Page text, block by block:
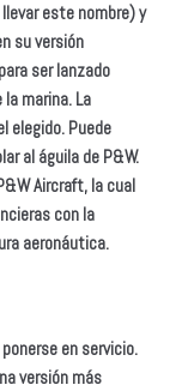
este nombre) y
su versión
ser lanzado
marina. La
elegido. Puede
al águila de P&W.
Aircraft, la cual
con la
aeronáutica.
en servicio.
versión más